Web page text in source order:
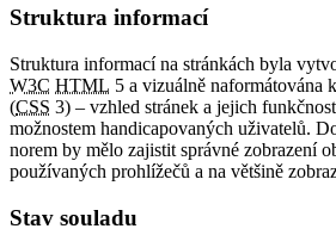
Struktura informací
Struktura informací na stránkách byla
W3C HTML 5 a vizuálně naformátována
(CSS 3) – vzhled stránek a jejich
možnostem handicapovaných uživatelů.
norem by mělo zajistit správné zobrazení
používaných prohlížečů a na většině
Stav souladu